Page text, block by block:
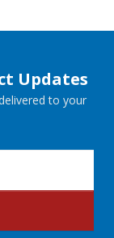
Updates
to your